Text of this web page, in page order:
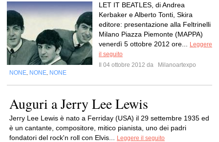
LET IT BEATLES, di Andrea
Kerbaker e Alberto Tonti, Skira
editore: presentazione alla Feltrinelli
Milano Piazza Piemonte (MAPPA)
venerdì 5 ottobre 2012 ore...
Leggere
il seguito
Il 04 ottobre 2012 da
Milanoartexpo
NONE NONE NONE
Auguri a Jerry Lee Lewis
Jerry Lee Lewis è nato a Ferriday (USA) il 29 settembre 1935 ed
è un cantante, compositore, mitico pianista, uno dei padri
fondatori del rock'n roll con Elvis...
Leggere il seguito